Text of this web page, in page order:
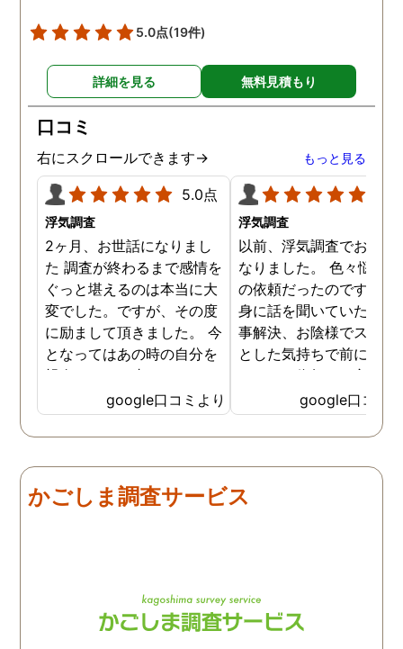
5.0点(19件)
詳細を見る 無料見積もり
口コミ
右にスクロールできます→ もっと見る
5.0点
浮気調査
2ヶ月、お世話になりまし
た 調査が終わるまで感情を
ぐっと堪えるのは本当に大
変でした。ですが、その度
に励まして頂きました。 今
となってはあの時の自分を
親身になって止めてくださ
ったおかげでここまでの証
拠が撮れたのだと感謝して
います。 これからもお身体
に苦しんでいる方々の為に
がんばってください👍！ …
google口コミより
浮気調査
以前、浮気調査でお世話
なりました。 色々悩ん
の依頼だったのですが、
身に話を聞いていただき
事解決、お陰様でスッキ
とした気持ちで前に進め
います。依頼して良かっ
です、ありがとうござい
した。
google口コミ
かごしま調査サービス